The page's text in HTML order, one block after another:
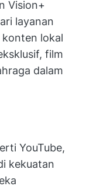
Vision+
layanan
konten lokal
film
dalam
YouTube,
kekuatan